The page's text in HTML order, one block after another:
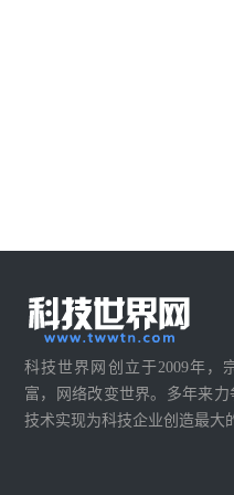
科技世界网创立于2009年，
富，网络改变世界。多年来
技术实现为科技企业创造最大